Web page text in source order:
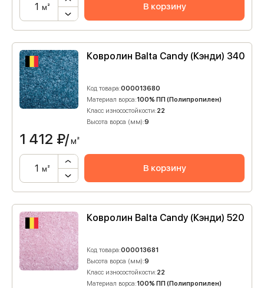
м² В корзину
Ковролин Balta Candy (Кэнди) 340
Код товара:000013680
Материал ворса:100% ПП (Полипропилен)
Класс износостойкости:22
Высота ворса (мм):9
1 412 ₽/м²
м² В корзину
Ковролин Balta Candy (Кэнди) 520
Код товара:000013681
Высота ворса (мм):9
Класс износостойкости:22
Материал ворса:100% ПП (Полипропилен)